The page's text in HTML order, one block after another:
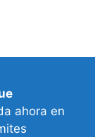
ahora en